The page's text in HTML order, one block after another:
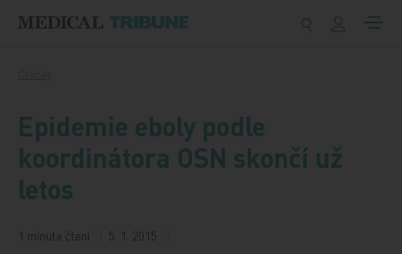
Epidemie eboly podle
koordinátora OSN skončí už
letos
1 minuta čtení 5. 1. 2015